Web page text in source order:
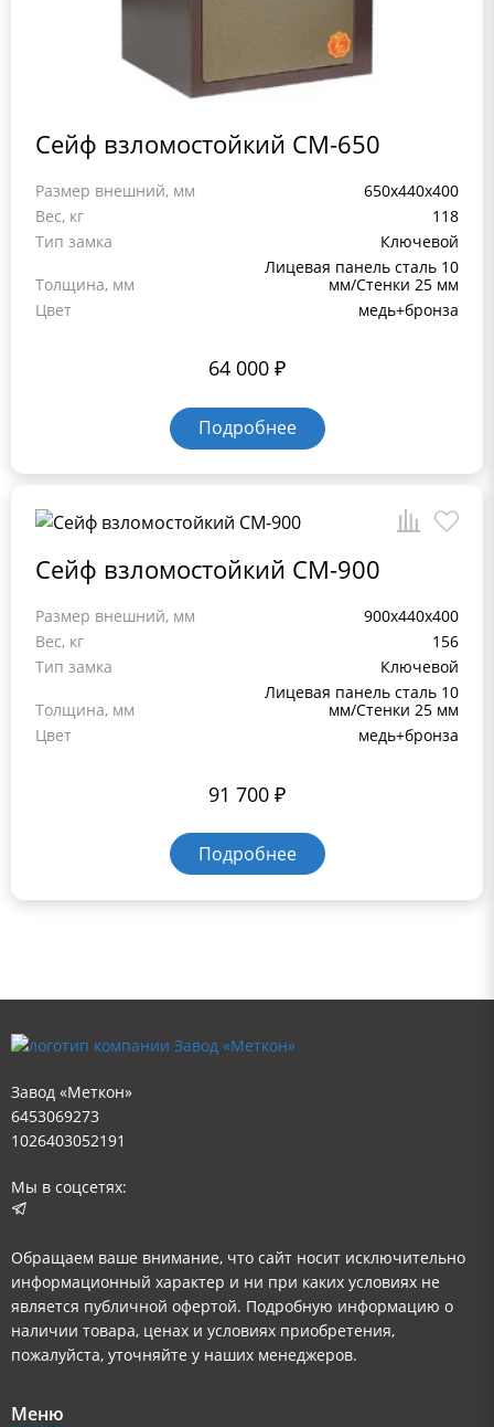
Сейф взломостойкий СМ-650
Размер внешний, мм
650x440x400
Вес, кг
118
Тип замка
Ключевой
Толщина, мм
Лицевая панель сталь 10
мм/Стенки 25 мм
Цвет
медь+бронза
64 000 ₽
Подробнее
Сейф взломостойкий СМ-900
Размер внешний, мм
900x440x400
Вес, кг
156
Тип замка
Ключевой
Толщина, мм
Лицевая панель сталь 10
мм/Стенки 25 мм
Цвет
медь+бронза
91 700 ₽
Подробнее
Завод «Меткон»
6453069273
1026403052191
Мы в соцсетях:
Обращаем ваше внимание, что сайт носит исключительно
информационный характер и ни при каких условиях не
является публичной офертой. Подробную информацию о
наличии товара, ценах и условиях приобретения,
пожалуйста, уточняйте у наших менеджеров.
Меню